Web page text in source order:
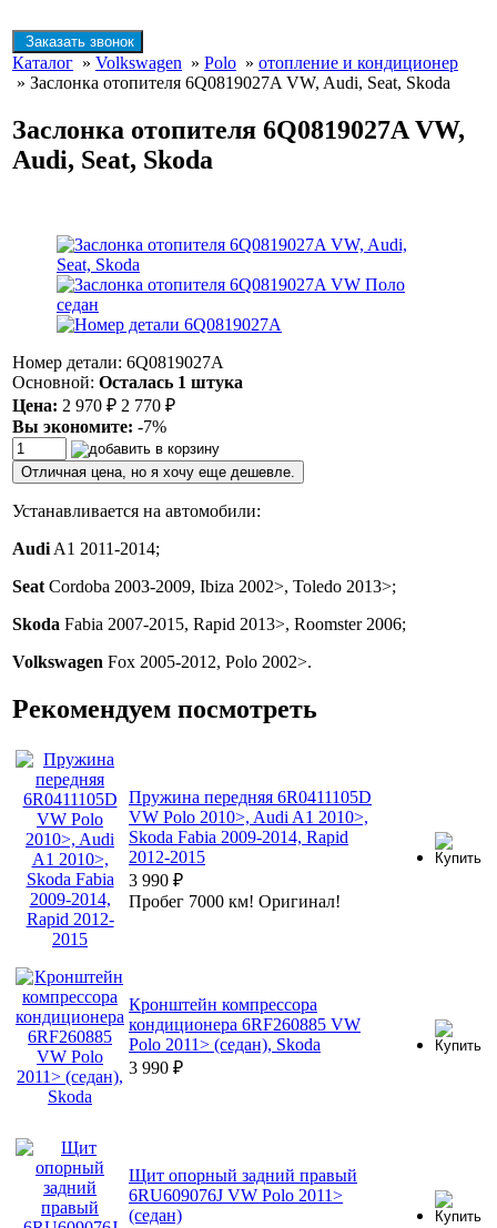
Заказать звонок
Каталог » Volkswagen » Polo » отопление и кондиционер
» Заслонка отопителя 6Q0819027A VW, Audi, Seat, Skoda
Заслонка отопителя 6Q0819027A VW,
Audi, Seat, Skoda
Номер детали: 6Q0819027A
Основной: Осталась 1 штука
Цена: 2 970 ₽ 2 770 ₽
Вы экономите: -7%
Отличная цена, но я хочу еще дешевле.
Устанавливается на автомобили:
Audi A1 2011-2014;
Seat Cordoba 2003-2009, Ibiza 2002>, Toledo 2013>;
Skoda Fabia 2007-2015, Rapid 2013>, Roomster 2006;
Volkswagen Fox 2005-2012, Polo 2002>.
Рекомендуем посмотреть
Пружина передняя 6R0411105D
VW Polo 2010>, Audi A1 2010>,
Skoda Fabia 2009-2014, Rapid
2012-2015
3 990 ₽
Пробег 7000 км! Оригинал!
Кронштейн компрессора
кондиционера 6RF260885 VW
Polo 2011> (седан), Skoda
3 990 ₽
Щит опорный задний правый
6RU609076J VW Polo 2011>
(седан)